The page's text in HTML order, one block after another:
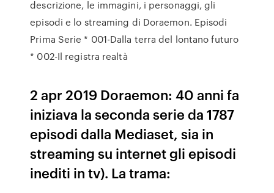
descrizione, le immagini, i personaggi, gli
episodi e lo streaming di Doraemon. Episodi
Prima Serie * 001-Dalla terra del lontano futuro
* 002-Il registra realtà
2 apr 2019 Doraemon: 40 anni fa
iniziava la seconda serie da 1787
episodi dalla Mediaset, sia in
streaming su internet gli episodi
inediti in tv). La trama: